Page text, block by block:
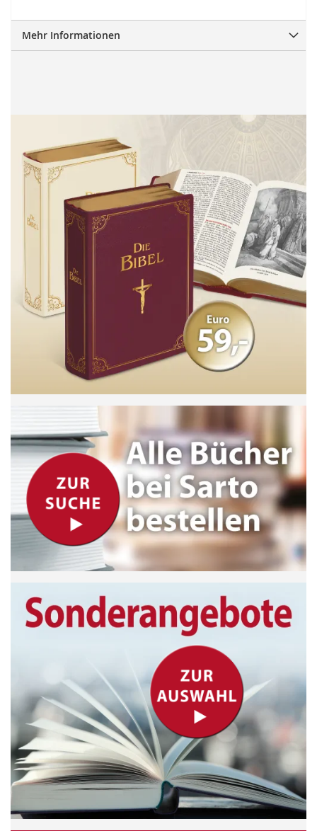
Mehr Informationen